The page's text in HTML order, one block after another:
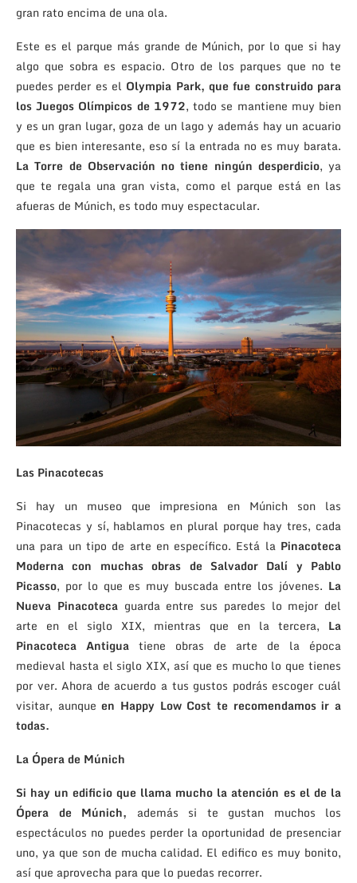
gran rato encima de una ola.
Este es el parque más grande de Múnich, por lo que si hay
algo que sobra es espacio. Otro de los parques que no te
puedes perder es el Olympia Park, que fue construido para
los Juegos Olímpicos de 1972, todo se mantiene muy bien
y es un gran lugar, goza de un lago y además hay un acuario
que es bien interesante, eso sí la entrada no es muy barata.
La Torre de Observación no tiene ningún desperdicio, ya
que te regala una gran vista, como el parque está en las
afueras de Múnich, es todo muy espectacular.
Las Pinacotecas
Si hay un museo que impresiona en Múnich son las
Pinacotecas y sí, hablamos en plural porque hay tres, cada
una para un tipo de arte en específico. Está la Pinacoteca
Moderna con muchas obras de Salvador Dalí y Pablo
Picasso, por lo que es muy buscada entre los jóvenes. La
Nueva Pinacotecaguarda entre sus paredes lo mejor del
arte en el siglo XIX, mientras que en la tercera, La
Pinacoteca Antigua tiene obras de arte de la época
medieval hasta el siglo XIX, así que es mucho lo que tienes
por ver. Ahora de acuerdo a tus gustos podrás escoger cuál
visitar, aunqueen Happy Low Cost te recomendamos ir a
todas.
La Ópera de Múnich
Si hay un edificio que llama mucho la atención es el de la
Ópera de Múnich, además si te gustan muchos los
espectáculos no puedes perder la oportunidad de presenciar
uno, ya que son de mucha calidad. El edifico es muy bonito,
así que aprovecha para que lo puedas recorrer.